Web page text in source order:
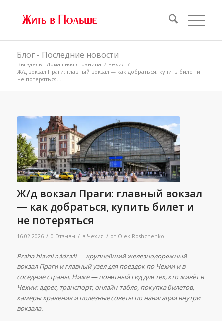
Блог - Последние новости
Вы здесь: Домашняя страница / Чехия /
Ж/д вокзал Праги: главный вокзал — как добраться, купить билет и
не потеряться...
Ж/д вокзал Праги: главный вокзал
— как добраться, купить билет и
не потеряться
16.02.2026 / 0 Отзывы / в Чехия / от Olek Roshchenko
Praha hlavní nádraží — крупнейший железнодорожный
вокзал Праги и главный узел для поездок по Чехии и в
соседние страны. Ниже — понятный гид для тех, кто живёт в
Чехии: адрес, транспорт, онлайн-табло, покупка билетов,
камеры хранения и полезные советы по навигации внутри
вокзала.